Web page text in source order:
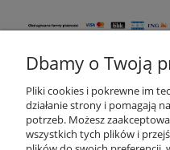
Dbamy o Twoją
Pliki cookies i pokrewne im
działanie strony i pomagają
potrzeb. Możesz
wszystkich tych plików i